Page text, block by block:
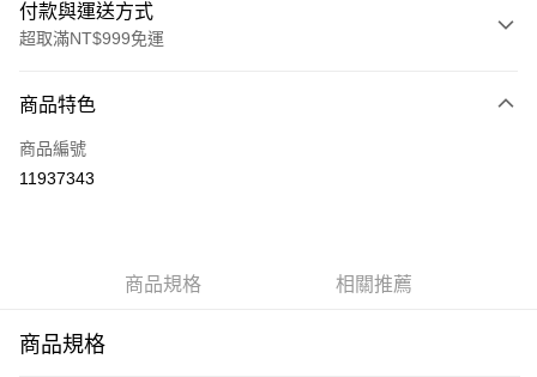
付款與運送方式
超取滿NT$999免運
信用卡一次付款
超商取貨付款
悠遊付
商品特色
商品編號
11937343
商品規格 相關推薦
商品規格